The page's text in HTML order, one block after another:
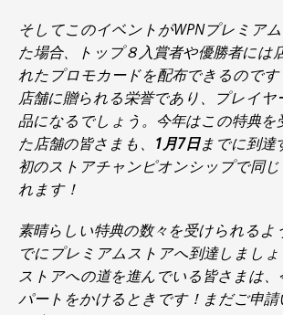
そしてこのイベントがWPNプレミア
た場合、トップ８入賞者や優勝者には
れたプロモカードを配布できるので
店舗に贈られる栄誉であり、プレイヤ
品になるでしょう。今年はこの特典を
た店舗の皆さまも、 1月7日までに到達
初のストアチャンピオンシップで同
れます！
素晴らしい特典の数々を受けられるよ
でにプレミアムストアへ到達しまし
ストアへの道を進んでいる皆さまは、
パートをかけるときです！まだご申